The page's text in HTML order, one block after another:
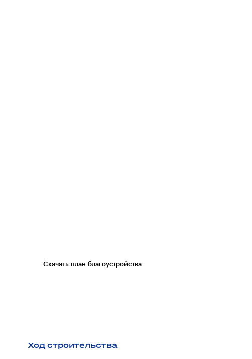
Скачать план благоустройства
Ход строительства